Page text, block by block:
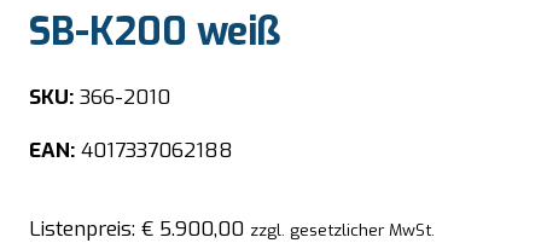
SB-K200 weiß
SKU: 366-2010
EAN: 4017337062188
Listenpreis: € 5.900,00 zzgl. gesetzlicher MwSt.